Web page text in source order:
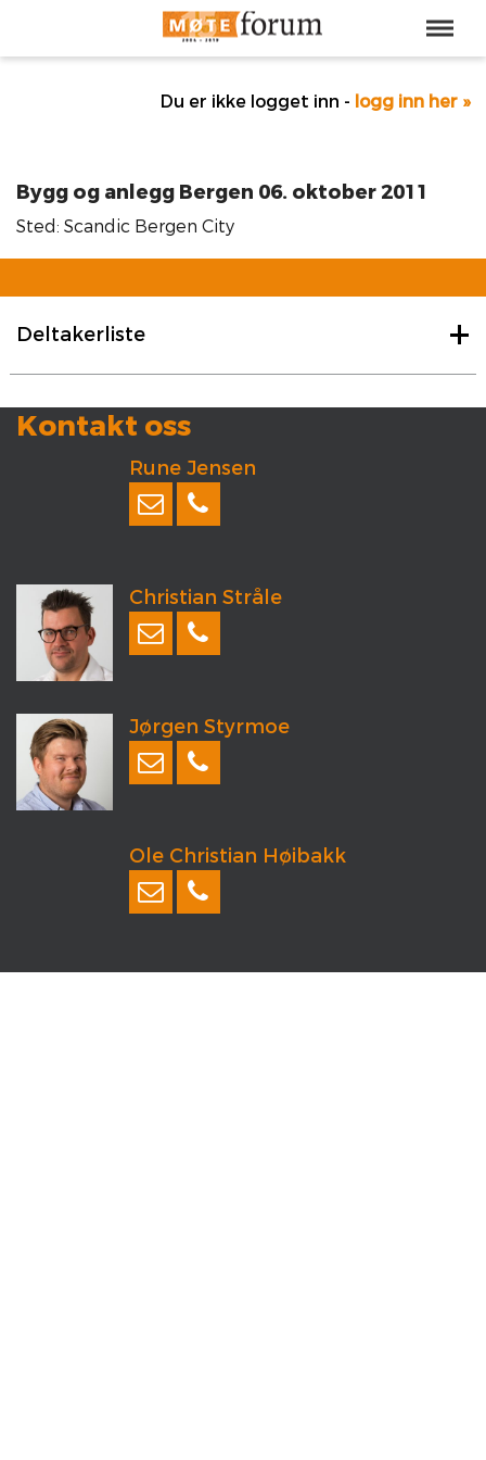
Du er ikke logget inn - logg inn her »
Bygg og anlegg Bergen 06. oktober 2011
Sted: Scandic Bergen City
Deltakerliste
Kontakt oss
Rune Jensen
Christian Stråle
Jørgen Styrmoe
Ole Christian Høibakk